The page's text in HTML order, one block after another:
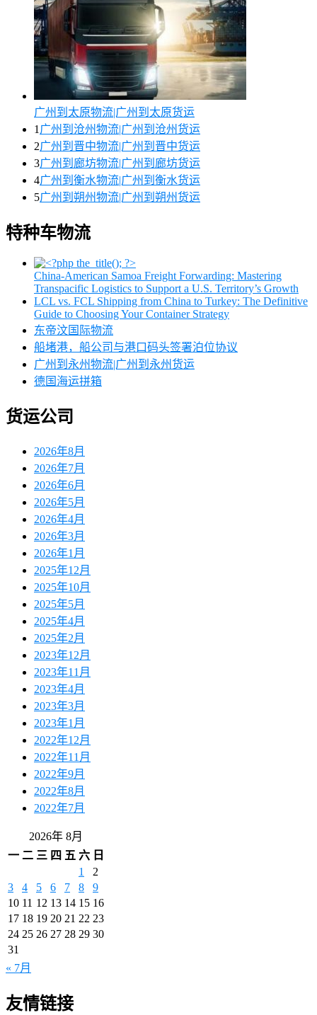
广州到太原物流|广州到太原货运
1 广州到沧州物流|广州到沧州货运
2广州到晋中物流|广州到晋中货运
3广州到廊坊物流|广州到廊坊货运
4广州到衡水物流|广州到衡水货运
5广州到朔州物流|广州到朔州货运
特种车物流
China-American Samoa Freight Forwarding: Mastering
Transpacific Logistics to Support a U.S. Territory’s Growth
LCL vs. FCL Shipping from China to Turkey: The Definitive
Guide to Choosing Your Container Strategy
东帝汶国际物流
船堵港，船公司与港口码头签署泊位协议
广州到永州物流|广州到永州货运
德国海运拼箱
货运公司
2026年8月
2026年7月
2026年6月
2026年5月
2026年4月
2026年3月
2026年1月
2025年12月
2025年10月
2025年5月
2025年4月
2025年2月
2023年12月
2023年11月
2023年4月
2023年3月
2023年1月
2022年12月
2022年11月
2022年9月
2022年8月
2022年7月
2026年 8月
一 二 三 四 五 六 日
1
2
3
4 5 6 7 8
9
10 11 12 13 14 15 16
17 18 19 20 21 22 23
24 25 26 27 28 29 30
31
« 7月
友情链接